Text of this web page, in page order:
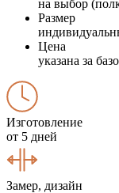
на выбор
Размер
Цена
указана за
Изготовление
от 5 дней
Замер, дизайн